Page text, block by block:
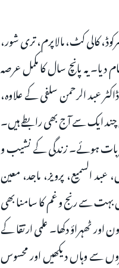
کالی کٹ، مالاپرم، تری شور،
دیا۔ یہ پانچ سال کا مکمل عرصہ
عبد الرحمن سلفی کے علاوہ،
چند ایک سے آج بھی رابطے ہیں۔
ہوئے۔ زندگی کے نشیب و
السمیع، پرویز، ماجد، معین
بہت سے رنج و غم کا سامنا بھی
ٹھہراؤ دکھا۔ علمی ارتقا کے
سے وہاں دیکھیں اور محسوس